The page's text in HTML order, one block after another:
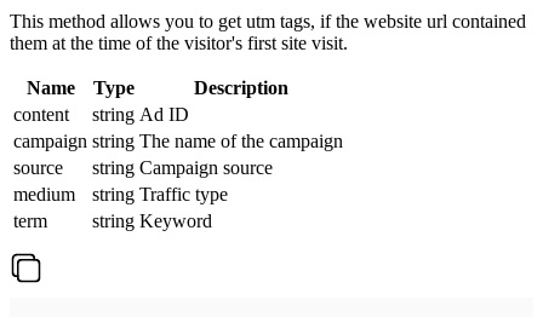
This method allows you to get utm tags, if the website url contained
them at the time of the visitor's first site visit.
Name Type
Description
content
string Ad ID
campaign string The name of the campaign
source
string Campaign source
medium
string Traffic type
term
string Keyword